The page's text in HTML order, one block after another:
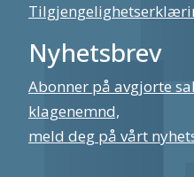
Nyhetsbrev
Abonner på avgjorte
klagenemnd,
meld deg på vårt